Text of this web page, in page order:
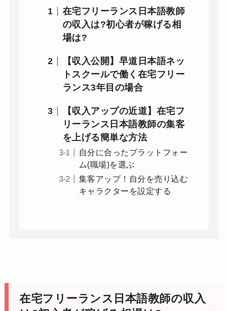
在宅フリーランス日本語教師
の収入は?初心者が稼げる相
場は?
【収入公開】早道日本語ネッ
トスクールで働く在宅フリー
ランス3年目の場合
【収入アップの近道】在宅フ
リーランス日本語教師の集客
を上げる簡単な方法
自分に合ったプラットフォー
ム(職場)を選ぶ
集客アップ！自分を売り込む
キャラクターを設定する
在宅フリーランス日本語教師の収入